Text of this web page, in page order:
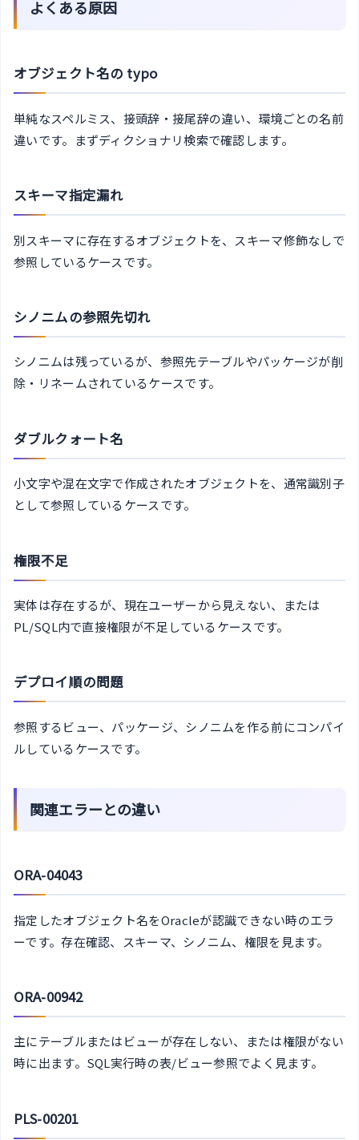
よくある原因
オブジェクト名の typo
単純なスペルミス、接頭辞・接尾辞の違い、環境ごとの名前
違いです。まずディクショナリ検索で確認します。
スキーマ指定漏れ
別スキーマに存在するオブジェクトを、スキーマ修飾なしで
参照しているケースです。
シノニムの参照先切れ
シノニムは残っているが、参照先テーブルやパッケージが削
除・リネームされているケースです。
ダブルクォート名
小文字や混在文字で作成されたオブジェクトを、通常識別子
として参照しているケースです。
権限不足
実体は存在するが、現在ユーザーから見えない、または
PL/SQL内で直接権限が不足しているケースです。
デプロイ順の問題
参照するビュー、パッケージ、シノニムを作る前にコンパイ
ルしているケースです。
関連エラーとの違い
ORA-04043
指定したオブジェクト名をOracleが認識できない時のエラ
ーです。存在確認、スキーマ、シノニム、権限を見ます。
ORA-00942
主にテーブルまたはビューが存在しない、または権限がない
時に出ます。SQL実行時の表/ビュー参照でよく見ます。
PLS-00201